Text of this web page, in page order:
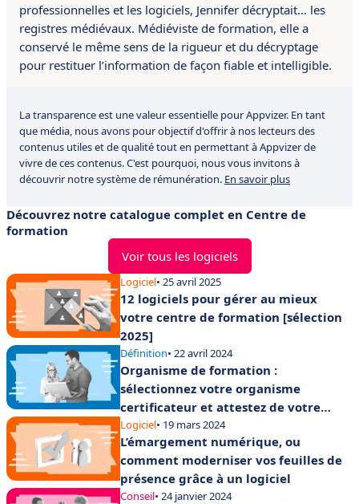
professionnelles et les logiciels, Jennifer décryptait… les
registres médiévaux. Médiéviste de formation, elle a
conservé le même sens de la rigueur et du décryptage
pour restituer l’information de façon fiable et intelligible.
La transparence est une valeur essentielle pour Appvizer. En tant
que média, nous avons pour objectif d'offrir à nos lecteurs des
contenus utiles et de qualité tout en permettant à Appvizer de
vivre de ces contenus. C'est pourquoi, nous vous invitons à
découvrir notre système de rémunération. En savoir plus
Découvrez notre catalogue complet en Centre de
formation
Voir tous les logiciels
Logiciel• 25 avril 2025
12 logiciels pour gérer au mieux
votre centre de formation [sélection
2025]
Définition• 22 avril 2024
Organisme de formation :
sélectionnez votre organisme
certificateur et attestez de votre
qualité
Logiciel• 19 mars 2024
L’émargement numérique, ou
comment moderniser vos feuilles de
présence grâce à un logiciel
Conseil• 24 janvier 2024